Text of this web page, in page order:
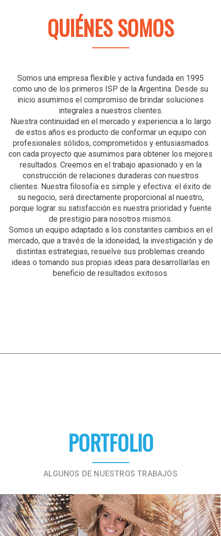
QUIÉNES SOMOS
Somos una empresa flexible y activa fundada en 1995
como uno de los primeros ISP de la Argentina. Desde su
inicio asumimos el compromiso de brindar soluciones
integrales a nuestros clientes.
Nuestra continuidad en el mercado y experiencia a lo largo
de estos años es producto de conformar un equipo con
profesionales sólidos, comprometidos y entusiasmados
con cada proyecto que asumimos para obtener los mejores
resultados. Creemos en el trabajo apasionado y en la
construcción de relaciones duraderas con nuestros
clientes. Nuestra filosofía es simple y efectiva: el éxito de
su negocio, será directamente proporcional al nuestro,
porque lograr su satisfacción es nuestra prioridad y fuente
de prestigio para nosotros mismos.
Somos un equipo adaptado a los constantes cambios en el
mercado, que a través de la idoneidad, la investigación y de
distintas estrategias, resuelve sus problemas creando
ideas o tomando sus propias ideas para desarrollarlas en
beneficio de resultados exitosos.
PORTFOLIO
ALGUNOS DE NUESTROS TRABAJOS